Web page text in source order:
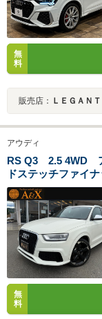
無
料
販売店： ＬＥＧＡＮ
アウディ
RS Q3 2.5 4WD
ドステッチファイ
BOSEサラウンドサ
無
料